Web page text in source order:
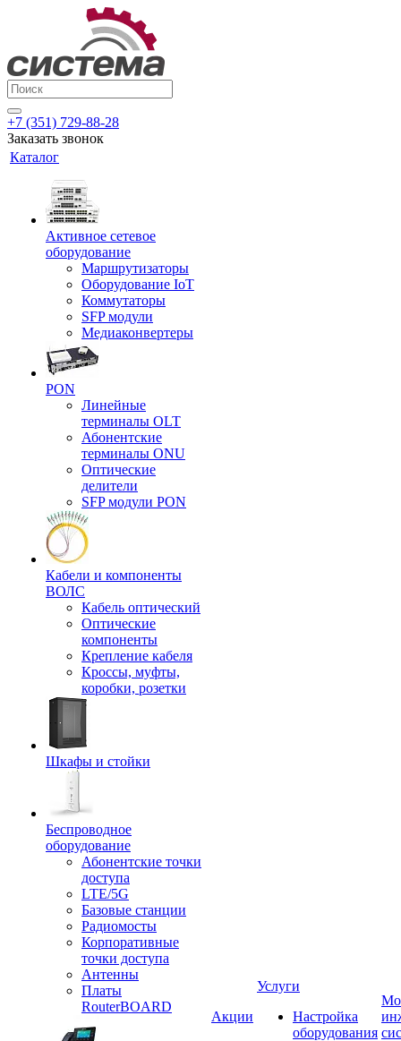
+7 (351) 729-88-28
Заказать звонок
Каталог
Активное сетевое
оборудование
Маршрутизаторы
Оборудование IoT
Коммутаторы
SFP модули
Медиаконвертеры
PON
Линейные
терминалы OLT
Абонентские
терминалы ONU
Оптические
делители
SFP модули PON
Кабели и компоненты
ВОЛС
Кабель оптический
Оптические
компоненты
Крепление кабеля
Кроссы, муфты,
коробки, розетки
Шкафы и стойки
Беспроводное
оборудование
Абонентские точки
доступа
LTE/5G
Базовые станции
Радиомосты
Корпоративные
точки доступа
Антенны
Платы
RouterBOARD
Акции
Услуги
Настройка
оборудования